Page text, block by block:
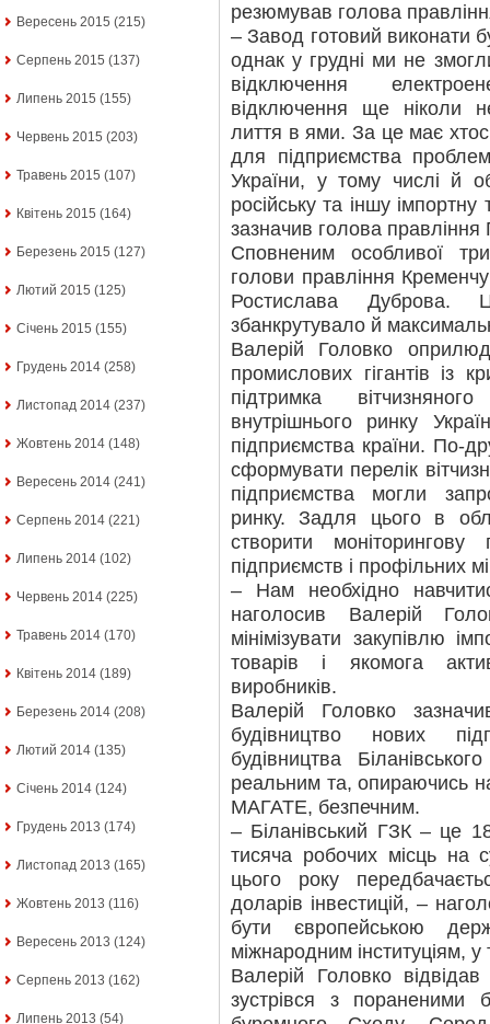
Вересень 2015 (215)
Серпень 2015 (137)
Липень 2015 (155)
Червень 2015 (203)
Травень 2015 (107)
Квітень 2015 (164)
Березень 2015 (127)
Лютий 2015 (125)
Січень 2015 (155)
Грудень 2014 (258)
Листопад 2014 (237)
Жовтень 2014 (148)
Вересень 2014 (241)
Серпень 2014 (221)
Липень 2014 (102)
Червень 2014 (225)
Травень 2014 (170)
Квітень 2014 (189)
Березень 2014 (208)
Лютий 2014 (135)
Січень 2014 (124)
Грудень 2013 (174)
Листопад 2013 (165)
Жовтень 2013 (116)
Вересень 2013 (124)
Серпень 2013 (162)
Липень 2013 (54)
резюмував голова
– Завод готовий виконати
однак у грудні ми не
відключення
відключення ще ніколи
лиття в ями. За це має
для підприємства
України, у тому числі й
російську та іншу імпортну
зазначив голова
Сповненим особливої
голови правління
Ростислава Дуброва.
збанкрутувало й
Валерій Головко
промислових гігантів із
підтримка
внутрішнього ринку
підприємства країни. По-
сформувати перелік
підприємства могли
ринку. Задля цього в
створити
підприємств і профільних
– Нам необхідно
наголосив Валерій
мінімізувати закупівлю
товарів і якомога
виробників.
Валерій Головко
будівництво нових
будівництва
реальним та, опираючись
МАГАТЕ, безпечним.
– Біланівський ГЗК – це
тисяча робочих місць на
цього року
доларів інвестицій, –
бути європейською
міжнародним інституціям,
Валерій Головко відвідав
зустрівся з пораненими